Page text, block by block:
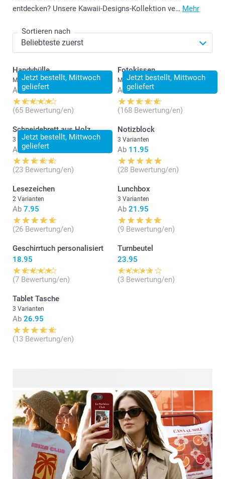
entdecken? Unsere Kawaii-Designs-Kollektion ve… Mehr
Sortieren nach
Jetzt bestellt, Mittwoch
geliefert
Handyhülle
Mehr als 10 Varianten
Ab 21.95
(65 Bewertung/en)
Jetzt bestellt, Mittwoch
geliefert
Fotokissen
Mehr als 10 Varianten
Ab 28.95
(168 Bewertung/en)
Jetzt bestellt, Mittwoch
geliefert
Schneidebrett aus Holz
3 Varianten
Ab 34.95
(23 Bewertung/en)
Notizblock
3 Varianten
Ab 11.95
(28 Bewertung/en)
Lesezeichen
2 Varianten
Ab 7.95
(26 Bewertung/en)
Lunchbox
3 Varianten
Ab 21.95
(9 Bewertung/en)
Geschirrtuch personalisiert
18.95
(7 Bewertung/en)
Turnbeutel
23.95
(3 Bewertung/en)
Tablet Tasche
3 Varianten
Ab 26.95
(13 Bewertung/en)